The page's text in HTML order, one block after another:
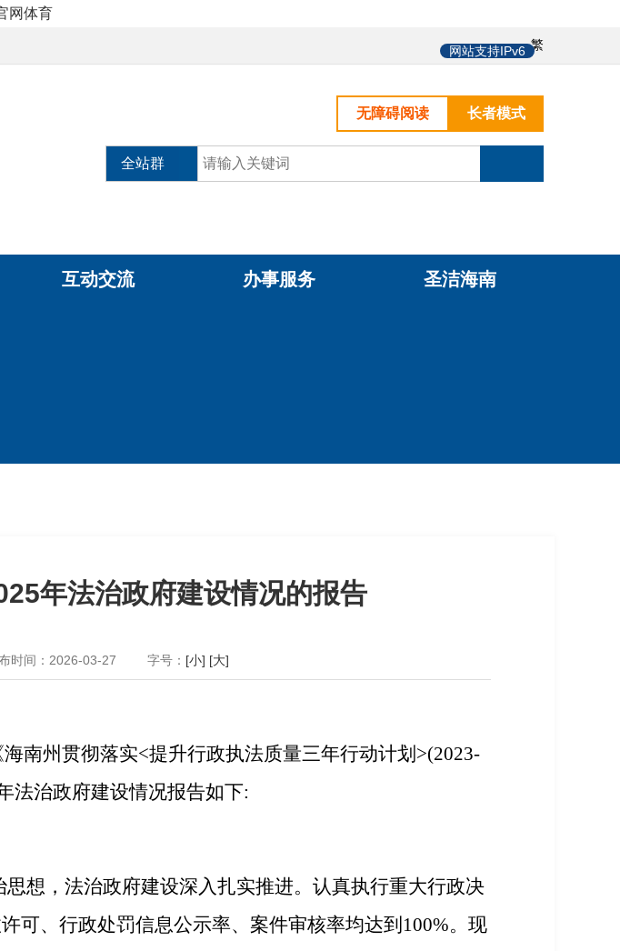
网体育
中
繁
网站支持IPv6
长者模式
无障碍阅读
全站群
互动交流 办事服务 圣洁海南
年法治政府建设情况的报告
时间：2026-03-27 字号： [小] [大]
南州贯彻落实<提升行政执法质量三年行动计划>(2023-
法治政府建设情况报告如下:
想，法治政府建设深入扎实推进。认真执行重大行政决
可、行政处罚信息公示率、案件审核率均达到100%。现